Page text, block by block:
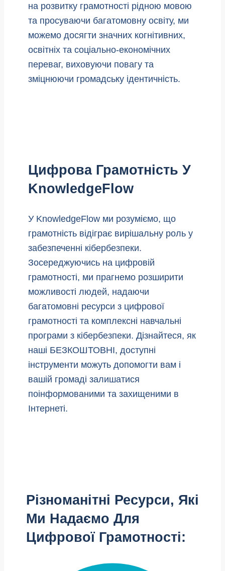
на розвитку грамотності рідною мовою
та просуваючи багатомовну освіту, ми
можемо досягти значних когнітивних,
освітніх та соціально-економічних
переваг, виховуючи повагу та
зміцнюючи громадську ідентичність.
Цифрова Грамотність У
KnowledgeFlow
У KnowledgeFlow ми розуміємо, що
грамотність відіграє вирішальну роль у
забезпеченні кібербезпеки.
Зосереджуючись на цифровій
грамотності, ми прагнемо розширити
можливості людей, надаючи
багатомовні ресурси з цифрової
грамотності та комплексні навчальні
програми з кібербезпеки. Дізнайтеся, як
наші БЕЗКОШТОВНІ, доступні
інструменти можуть допомогти вам і
вашій громаді залишатися
поінформованими та захищеними в
Інтернеті.
Різноманітні Ресурси, Які
Ми Надаємо Для
Цифрової Грамотності: